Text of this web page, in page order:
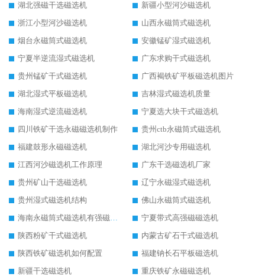
湖北强磁干选磁选机
新疆小型河沙磁选机
浙江小型河沙磁选机
山西永磁筒式磁选机
烟台永磁筒式磁选机
安徽锰矿湿式磁选机
宁夏半逆流湿式磁选机
广东求购干式磁选机
贵州锰矿干式磁选机
广西褐铁矿平板磁选机图片
湖北湿式平板磁选机
吉林湿式磁选机质量
海南湿式逆流磁选机
宁夏选大块干式磁选机
四川铁矿干选永磁磁选机制作
贵州ctb永磁筒式磁选机
福建鼓形永磁磁选机
湖北河沙专用磁选机
江西河沙磁选机工作原理
广东干选磁选机厂家
贵州矿山干选磁选机
辽宁永磁湿式磁选机
贵州湿式磁选机结构
佛山永磁筒式磁选机
海南永磁筒式磁选机有强磁的吗
宁夏带式高强磁磁选机
陕西粉矿干式磁选机
内蒙古矿石干式磁选机
陕西铁矿磁选机如何配置
福建钠长石平板磁选机
新疆干选磁选机
重庆铁矿永磁磁选机